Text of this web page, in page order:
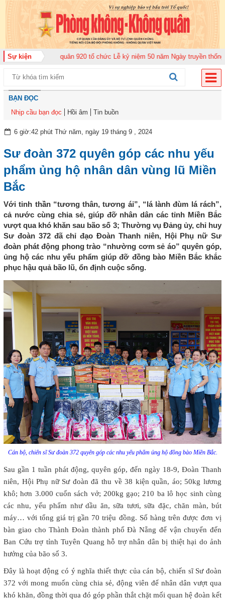
Sự kiện
đoàn Không quân 920 tổ chức Lễ kỷ niệm 50 năm Ngày truyền thống (12-
BẠN ĐỌC
Nhịp cầu bạn đọc
Hồi âm Tin buồn
6 giờ:42 phút Thứ năm, ngày 19 tháng 9 , 2024
Sư đoàn 372 quyên góp các nhu yếu
phẩm ủng hộ nhân dân vùng lũ Miền
Bắc
Với tinh thần “tương thân, tương ái”, “lá lành đùm lá rách”,
cả nước cùng chia sẻ, giúp đỡ nhân dân các tỉnh Miền Bắc
vượt qua khó khăn sau bão số 3; Thường vụ Đảng ủy, chỉ huy
Sư đoàn 372 đã chỉ đạo Đoàn Thanh niên, Hội Phụ nữ Sư
đoàn phát động phong trào “nhường cơm sẻ áo” quyên góp,
ủng hộ các nhu yếu phẩm giúp đỡ đồng bào Miền Bắc khắc
phục hậu quả bão lũ, ổn định cuộc sống.
Cán bộ, chiến sĩ Sư đoàn 372 quyên góp các nhu yếu phẩm ủng hộ đồng bào Miền Bắc.
Sau gần 1 tuần phát động, quyên góp, đến ngày 18-9, Đoàn Thanh
niên, Hội Phụ nữ Sư đoàn đã thu về 38 kiện quần, áo; 50kg lương
khô; hơn 3.000 cuốn sách vở; 200kg gạo; 210 ba lô học sinh cùng
các nhu, yếu phẩm như dầu ăn, sữa tươi, sữa đặc, chăn màn, bút
máy… với tổng giá trị gần 70 triệu đồng. Số hàng trên được đơn vị
bàn giao cho Thành Đoàn thành phố Đà Nẵng để vận chuyển đến
Ban Cứu trợ tỉnh Tuyên Quang hỗ trợ nhân dân bị thiệt hại do ảnh
hưởng của bão số 3.
Đây là hoạt động có ý nghĩa thiết thực của cán bộ, chiến sĩ Sư đoàn
372 với mong muốn cùng chia sẻ, động viên để nhân dân vượt qua
khó khăn, đồng thời qua đó góp phần thắt chặt mối quan hệ đoàn kết